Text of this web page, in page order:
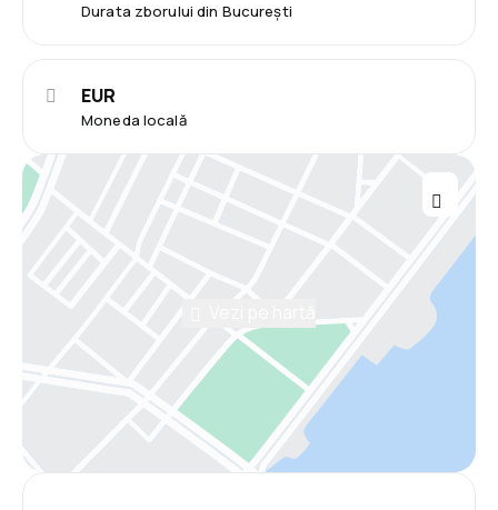
Durata zborului din București
Moneda locală
EUR